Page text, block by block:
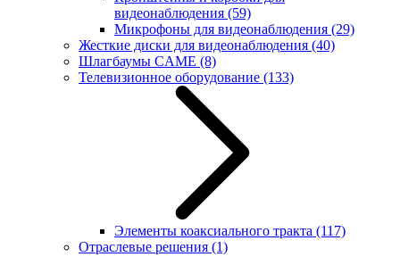
видеонаблюдения (59)
Микрофоны для видеонаблюдения (29)
Жесткие диски для видеонаблюдения (40)
Шлагбаумы CAME (8)
Телевизионное оборудование (133)
Элементы коаксиального тракта (117)
Отраслевые решения (1)